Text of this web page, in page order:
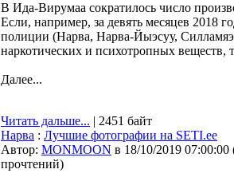
В Ида-Вирумаа сократилось число
Если, например, за девять месяцев 2018
полиции (Нарва, Нарва-Йыэсуу,
наркотических и психотропных веществ,
Далее...
Читать дальше... | 2451 байт
Нарва : Лучшие фотографии на SETI.ee
Автор: MONMOON в 18/10/2019 07:00:00
прочтений)